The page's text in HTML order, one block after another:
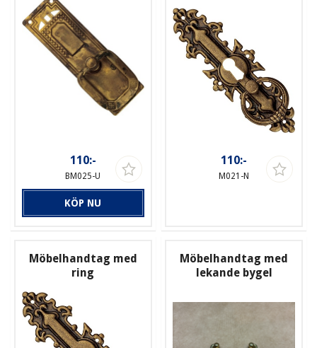
110:-
BM025-U
KÖP NU
110:-
M021-N
Möbelhandtag med
ring
Möbelhandtag med
lekande bygel